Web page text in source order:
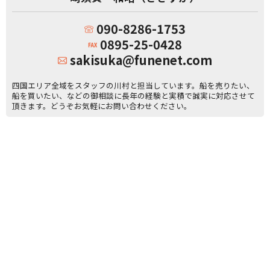
090-8286-1753
0895-25-0428
sakisuka@funenet.com
四国エリア全域をスタッフの川村と担当しています。船を売りたい、
船を買いたい、などの御相談に長年の経験と実積で誠実に対応させて
頂きます。どうぞお気軽にお問い合わせください。